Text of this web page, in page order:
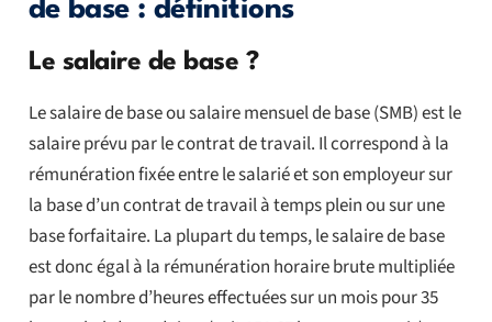
de base : définitions
Le salaire de base ?
Le salaire de base ou salaire mensuel de base (SMB) est le
salaire prévu par le contrat de travail. Il correspond à la
rémunération fixée entre le salarié et son employeur sur
la base d’un contrat de travail à temps plein ou sur une
base forfaitaire. La plupart du temps, le salaire de base
est donc égal à la rémunération horaire brute multipliée
par le nombre d’heures effectuées sur un mois pour 35